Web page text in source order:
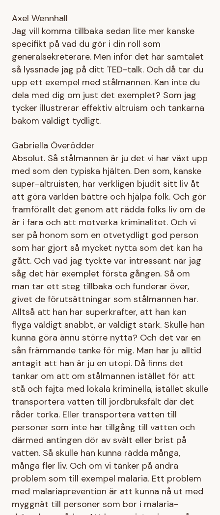
Axel Wennhall
Jag vill komma tillbaka sedan lite mer kanske
specifikt på vad du gör i din roll som
generalsekreterare. Men inför det här samtalet
så lyssnade jag på ditt TED-talk. Och då tar du
upp ett exempel med stålmannen. Kan inte du
dela med dig om just det exemplet? Som jag
tycker illustrerar effektiv altruism och tankarna
bakom väldigt tydligt.
Gabriella Överödder
Absolut. Så stålmannen är ju det vi har växt upp
med som den typiska hjälten. Den som, kanske
super-altruisten, har verkligen bjudit sitt liv åt
att göra världen bättre och hjälpa folk. Och gör
framförallt det genom att rädda folks liv om de
är i fara och att motverka kriminalitet. Och vi
ser på honom som en otvetydligt god person
som har gjort så mycket nytta som det kan ha
gått. Och vad jag tyckte var intressant när jag
såg det här exemplet första gången. Så om
man tar ett steg tillbaka och funderar över,
givet de förutsättningar som stålmannen har.
Alltså att han har superkrafter, att han kan
flyga väldigt snabbt, är väldigt stark. Skulle han
kunna göra ännu större nytta? Och det var en
sån främmande tanke för mig. Man har ju alltid
antagit att han är ju en utopi. Då finns det
tankar om att om stålmannen istället för att
stå och fajta med lokala kriminella, istället skulle
transportera vatten till jordbruksfält där det
råder torka. Eller transportera vatten till
personer som inte har tillgång till vatten och
därmed antingen dör av svält eller brist på
vatten. Så skulle han kunna rädda många,
många fler liv. Och om vi tänker på andra
problem som till exempel malaria. Ett problem
med malariaprevention är att kunna nå ut med
myggnät till personer som bor i malaria-